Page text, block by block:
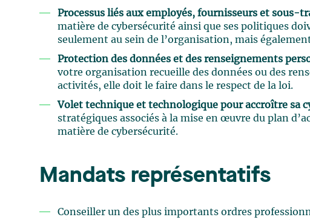
Processus liés auxemployés, fournisseurs et sous-
matière de cybersécurité ainsi que ses politiques
seulement au sein de l’organisation, mais
Protection des données et des renseignements
votre organisation recueille des données ou des
activités, elle doit le faire dans le respect de la loi.
Volet technique et technologique pour accroître sa
stratégiques associés à la mise en œuvre du plan
matière de cybersécurité.
Mandats représentatifs
Conseiller un des plus importants ordres